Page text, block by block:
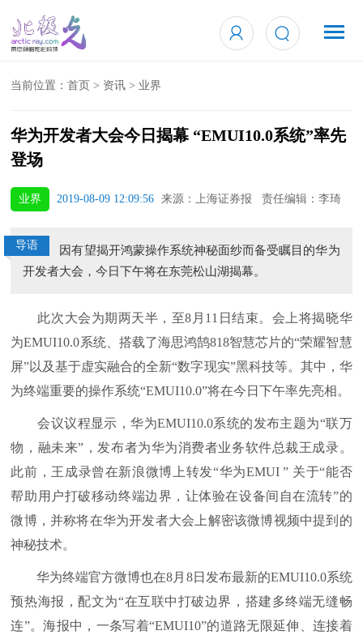
当前位置：首页 > 资讯 > 业界
华为开发者大会今日揭幕 “EMUI10.0系统”率先
登场
业界 2019-08-09 12:09:56 来源：上海证券报 责任编辑：李琦
导语
因有望揭开鸿蒙操作系统神秘面纱而备受瞩目的华为
开发者大会，今日下午将在东莞松山湖揭幕。
此次大会为期两天半，至8月11日结束。会上将揭晓华
为EMUI10.0系统、搭载了海思鸿鹄818智慧芯片的“荣耀智慧
屏”以及基于虚实融合的全新“数字现实”黑科技等。其中，华
为终端重要的操作系统“EMUI10.0”将在今日下午率先亮相。
会议议程显示，华为EMUI10.0系统的发布主题为“联万
物，融未来”，发布者为华为消费者业务软件总裁王成录。
此前，王成录曾在新浪微博上转发“华为EMUI ” 关于“能否
帮助用户打破移动终端边界，让体验在设备间自在流转”的
微博，并称将在华为开发者大会上解密该微博视频中提到的
神秘技术。
华为终端官方微博也在8月8日发布最新的EMUI10.0系统
预热海报，配文为“在互联中打破边界，搭建多终端无缝畅
连”。海报中，一条写着“EMUI10”的道路无限延伸、连接着